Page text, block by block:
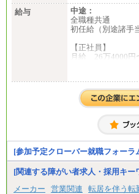
給与
中途：
全職種共通
初任給（別途諸手
【正社員】
月給 26万4000円
月給 21万6300円
【アルバイト・パ
神奈川/1,390円～
～、
愛知/1,290円～
※正社員・契約社
※上記給与をベー
します。
※試用期間中も給
[参加予定クローバー就職フォーラ
[関連する障がい者求人・採用キー
メーカー
営業関連 転居を伴う転